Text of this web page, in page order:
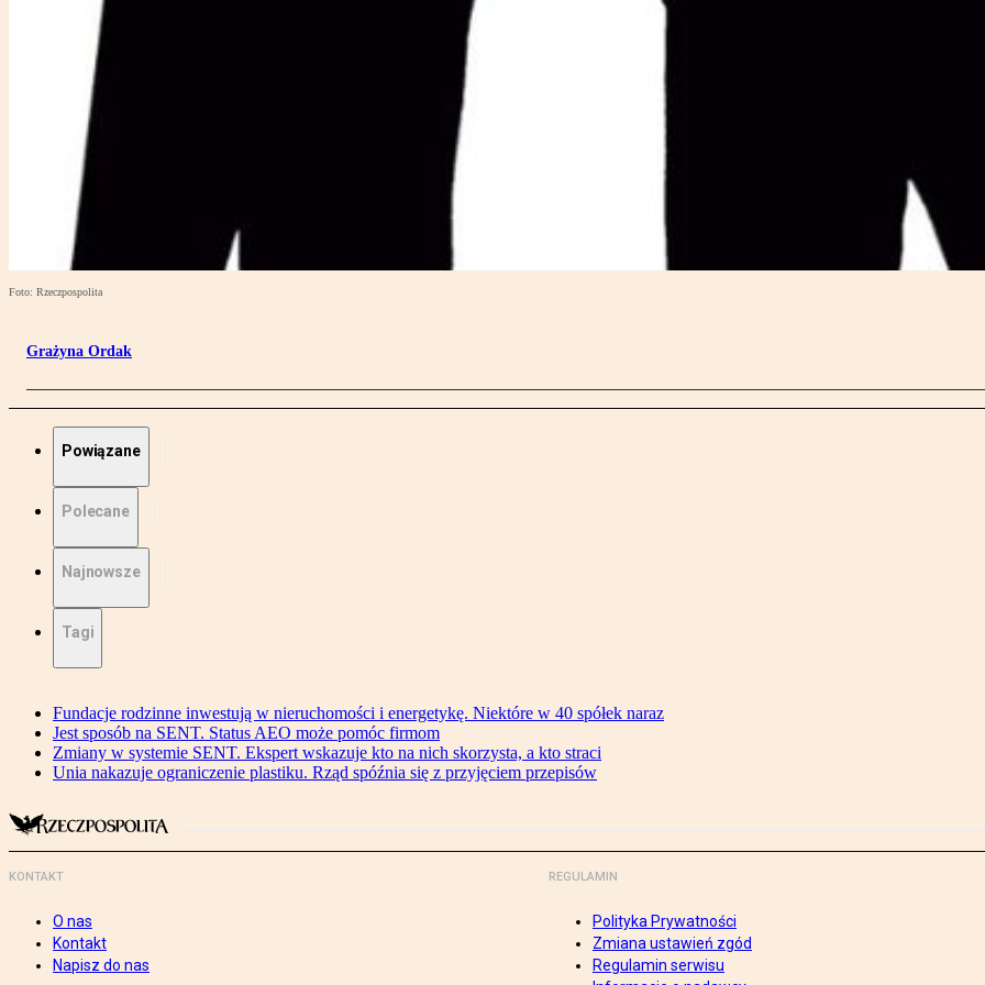
Foto: Rzeczpospolita
Grażyna Ordak
Powiązane
Polecane
Najnowsze
Tagi
Fundacje rodzinne inwestują w nieruchomości i energetykę. Niektóre w 40 spółek naraz
Jest sposób na SENT. Status AEO może pomóc firmom
Zmiany w systemie SENT. Ekspert wskazuje kto na nich skorzysta, a kto straci
Unia nakazuje ograniczenie plastiku. Rząd spóźnia się z przyjęciem przepisów
KONTAKT
O nas
Kontakt
Napisz do nas
REGULAMIN
Polityka Prywatności
Zmiana ustawień zgód
Regulamin serwisu